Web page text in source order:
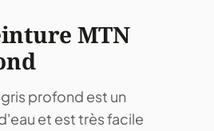
MTN
profond est un
et est très facile